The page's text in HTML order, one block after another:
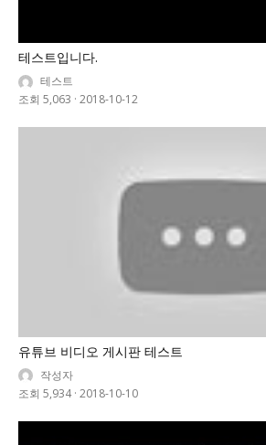
테스트입니다.
테스트
조회 5,063 · 2018-10-12
유튜브 비디오 게시판 테스트
작성자
조회 5,934 · 2018-10-10